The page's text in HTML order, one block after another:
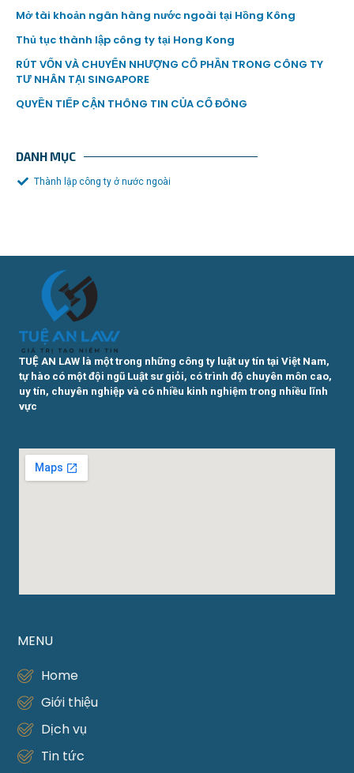
Mở tài khoản ngân hàng nước ngoài tại Hồng Kông
Thủ tục thành lập công ty tại Hong Kong
RÚT VỐN VÀ CHUYỂN NHƯỢNG CỔ PHẦN TRONG CÔNG TY
TƯ NHÂN TẠI SINGAPORE
QUYỀN TIẾP CẬN THÔNG TIN CỦA CỔ ĐÔNG
DANH MỤC
Thành lập công ty ở nước ngoài
TUỆ AN LAW là một trong những công ty luật uy tín tại Việt Nam,
tự hào có một đội ngũ Luật sư giỏi, có trình độ chuyên môn cao,
uy tín, chuyên nghiệp và có nhiều kinh nghiệm trong nhiều lĩnh
vực
MENU
Home
Giới thiệu
Dịch vụ
Tin tức